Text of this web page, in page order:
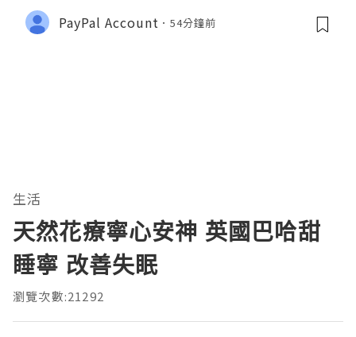
PayPal Account 54分鐘前
生活
天然花療寧心安神 英國巴哈甜
睡寧 改善失眠
瀏覽次數:21292